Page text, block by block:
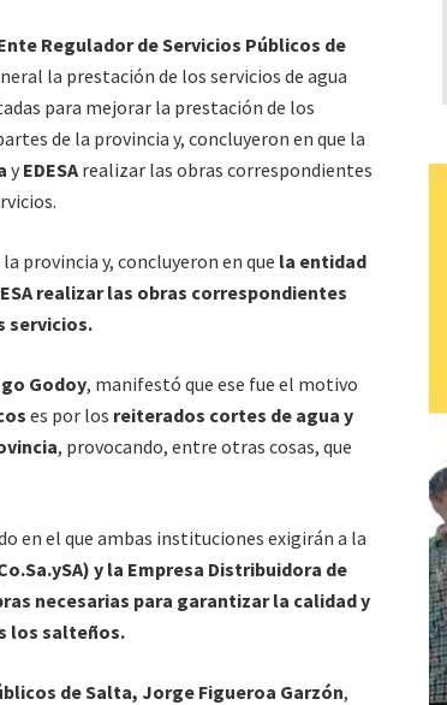
Regulador de Servicios Públicos de
la prestación de los servicios de agua
para mejorar la prestación de los
de la provincia y, concluyeron en que la
y EDESA realizar las obras correspondientes
provincia y, concluyeron en que la entidad
realizar las obras correspondientes
servicios.
Godoy, manifestó que ese fue el motivo
es por los reiterados cortes de agua y
, provocando, entre otras cosas, que
en el que ambas instituciones exigirán a la
y la Empresa Distribuidora de
necesarias para garantizar la calidad y
los salteños.
de Salta, Jorge Figueroa Garzón,